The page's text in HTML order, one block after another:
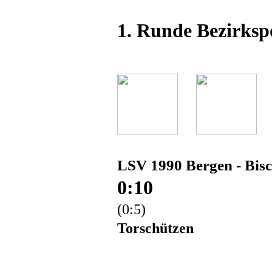
1. Runde
LSV 1990 Bergen -
0:10
(0:5)
Torschützen